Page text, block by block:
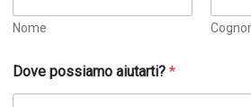
Nome
Dove possiamo aiutarti?*